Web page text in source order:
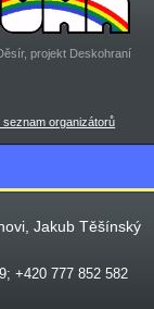
projekt Deskohraní
seznam organizátorů
Jakub Těšínský
+420 777 852 582